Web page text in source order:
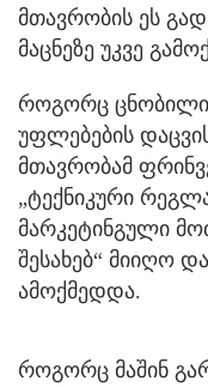
მთავრობის ეს
მაცნეზე უკვე
როგორც
უფლებების
მთავრობამ
„ტექნიკური
მარკეტინგული
შესახებ“ მიიღო
ამოქმედდა.
როგორც მაშინ